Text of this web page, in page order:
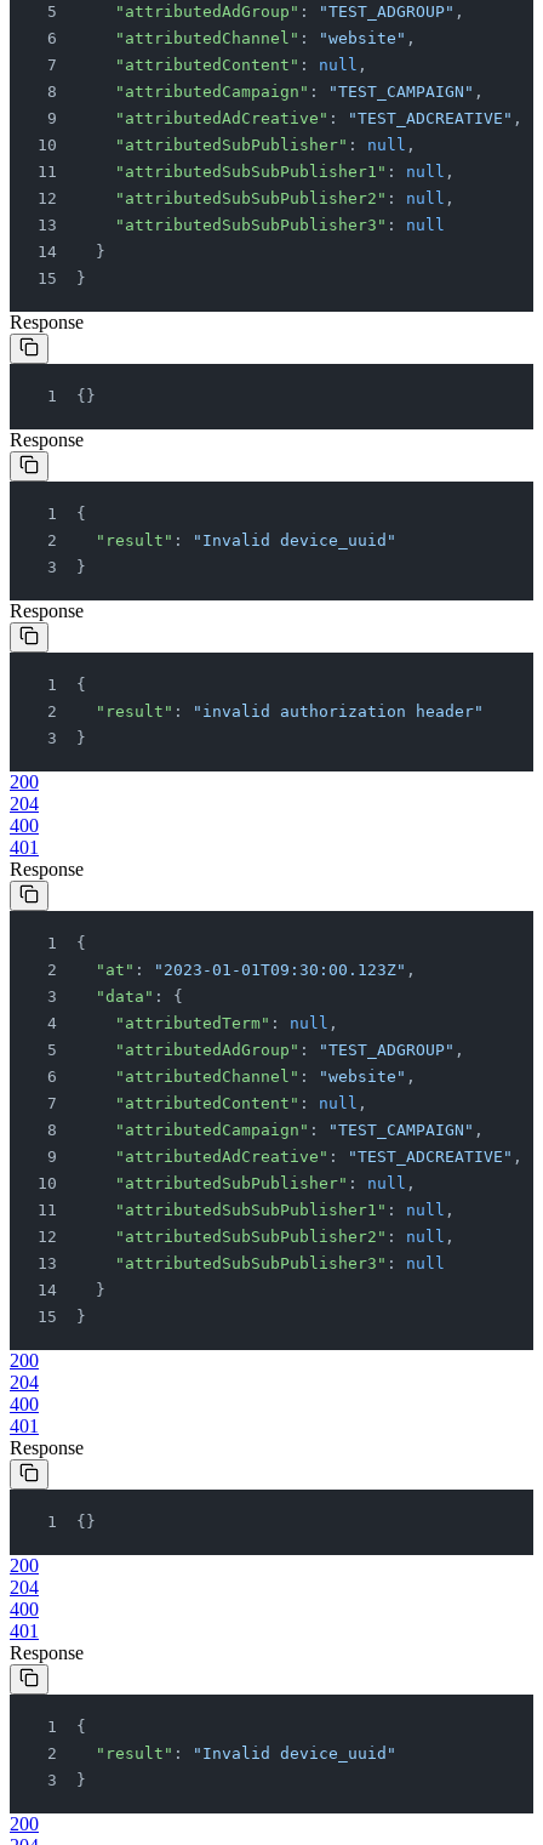
    "attributedAdGroup"
: "TEST_ADGROUP" ,
    "attributedChannel"
: "website" ,
    "attributedContent"
: null ,
    "attributedCampaign"
: "TEST_CAMPAIGN" ,
    "attributedAdCreative"
: "TEST_ADCREATIVE" ,
    "attributedSubPublisher"
: null ,
    "attributedSubSubPublisher1"
: null ,
    "attributedSubSubPublisher2"
: null ,
    "attributedSubSubPublisher3"
: null
  }
}
Response
{}
Response
{
  "result"
:
"Invalid device_uuid"
}
Response
{
  "result"
:
"invalid authorization header"
}
200
204
400
401
Response
{
  "at"
: "2023-01-01T09:30:00.123Z" ,
  "data"
: {
    "attributedTerm"
: null ,
    "attributedAdGroup"
: "TEST_ADGROUP" ,
    "attributedChannel"
: "website" ,
    "attributedContent"
: null ,
    "attributedCampaign"
: "TEST_CAMPAIGN" ,
    "attributedAdCreative"
: "TEST_ADCREATIVE" ,
    "attributedSubPublisher"
: null ,
    "attributedSubSubPublisher1"
: null ,
    "attributedSubSubPublisher2"
: null ,
    "attributedSubSubPublisher3"
: null
  }
}
200
204
400
401
Response
{}
200
204
400
401
Response
{
  "result"
:
"Invalid device_uuid"
}
200